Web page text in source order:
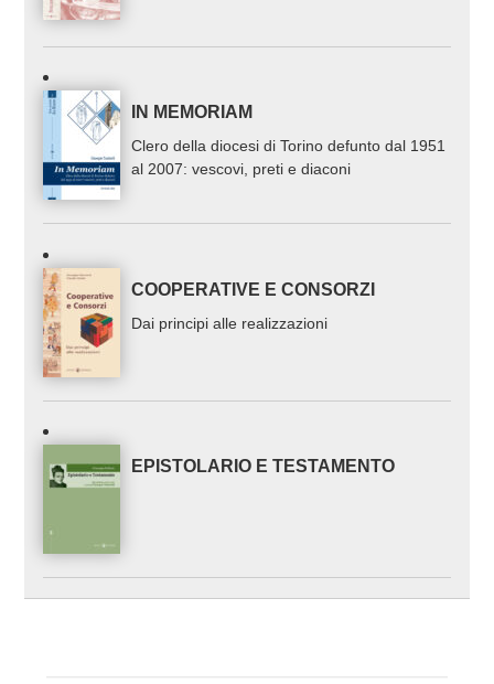
IN MEMORIAM
Clero della diocesi di Torino defunto dal 1951
al 2007: vescovi, preti e diaconi
COOPERATIVE E CONSORZI
Dai principi alle realizzazioni
EPISTOLARIO E TESTAMENTO